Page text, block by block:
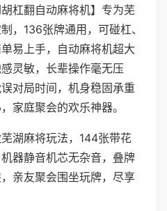
胡杠翻自动麻将机】专为芜
，136张牌通用，可碰杠、
易上手，自动麻将机超大
灵敏，长辈操作毫无压
对局时间，机身稳固承重
家庭聚会的欢乐神器。
湖麻将玩法，144张带花
器静音机芯无杂音，叠牌
亲友聚会围坐玩牌，尽享